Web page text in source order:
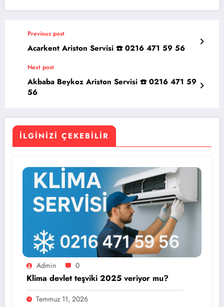
Previous post
Acarkent Ariston Servisi ☎️ 0216 471 59 56
Next post
Akbaba Beykoz Ariston Servisi ☎️ 0216 471 59
56
İLGINIZI ÇEKEBILIR
Admin 0
Klima devlet teşviki 2025 veriyor mu?
Temmuz 11, 2026